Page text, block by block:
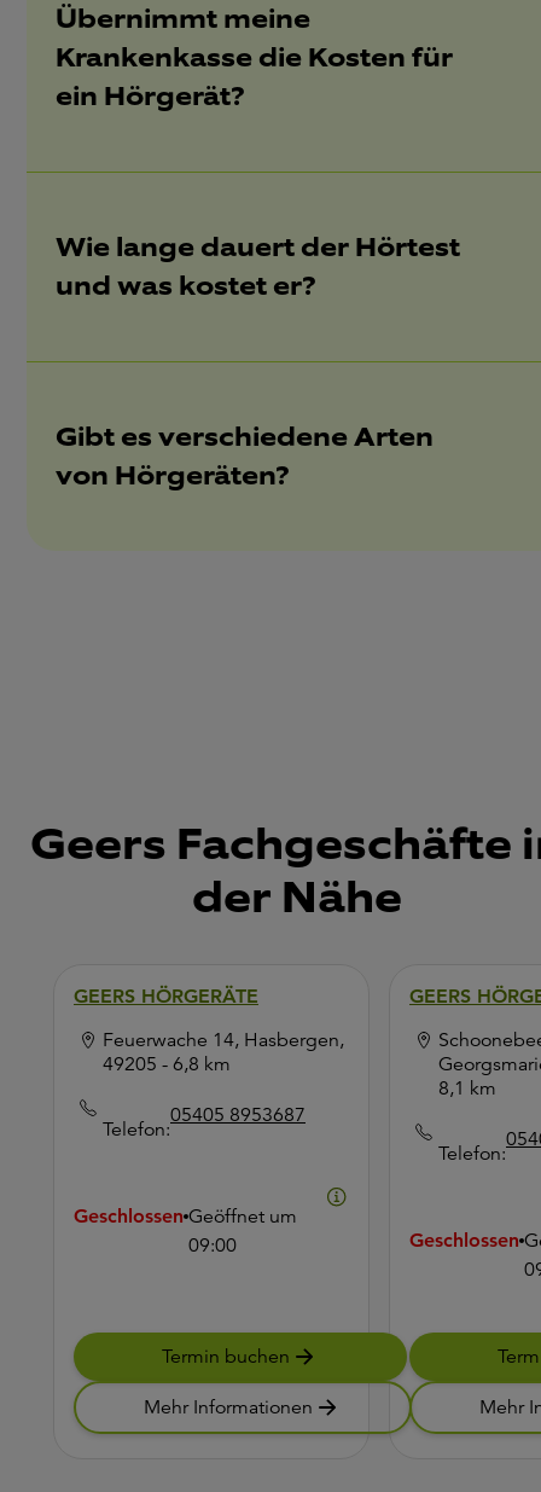
Übernimmt meine
Krankenkasse die Kosten für
ein Hörgerät?
Wie lange dauert der Hörtest
und was kostet er?
Gibt es verschiedene Arten
von Hörgeräten?
Geers Fachgeschäfte
der Nähe
GEERS HÖRGERÄTE
Feuerwache 14, Hasbergen,
49205 - 6,8 km
Telefon:
05405 8953687
Geschlossen Geöffnet um
09:00
Termin buchen
Mehr Informationen
GEERS
8,1 km
Telefon:
Geschlossen
Mehr